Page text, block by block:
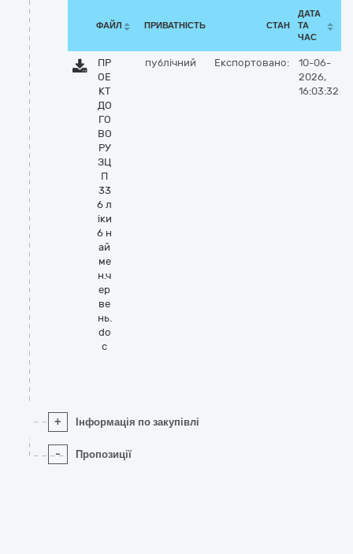
ФАЙЛ ПРИВАТНІСТЬ СТАН
ДАТА
ТА
ЧАС
ПР
ОЕ
КТ
ДО
ГО
ВО
РУ
ЗЦ
П
33
6 л
іки
6 н
ай
ме
н.ч
ер
ве
нь.
do
c
публічний Експортовано:
10-06-
2026,
16:03:32
+ Інформація по закупівлі
- Пропозиції